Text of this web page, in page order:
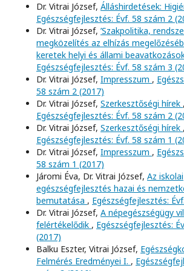
Dr. Vitrai József, Álláshirdetések:
Egészségfejlesztés: Évf. 58 szám 2
Dr. Vitrai József, ’Szakpolitika,
megközelítés az elhízás
keretek helyi és állami
Egészségfejlesztés: Évf. 58 szám 3
Dr. Vitrai József, Impresszum ,
58 szám 2 (2017)
Dr. Vitrai József, Szerkesztőségi hírek ,
Egészségfejlesztés: Évf. 58 szám 2
Dr. Vitrai József, Szerkesztőségi hírek ,
Egészségfejlesztés: Évf. 58 szám 1
Dr. Vitrai József, Impresszum ,
58 szám 1 (2017)
Járomi Éva, Dr. Vitrai József, Az iskolai
egészségfejlesztés hazai és
bemutatása , Egészségfejlesztés:
Dr. Vitrai József, A népegészségügy
felértékelődik , Egészségfejlesztés:
(2017)
Balku Eszter, Vitrai József,
Felmérés Eredményei I. ,